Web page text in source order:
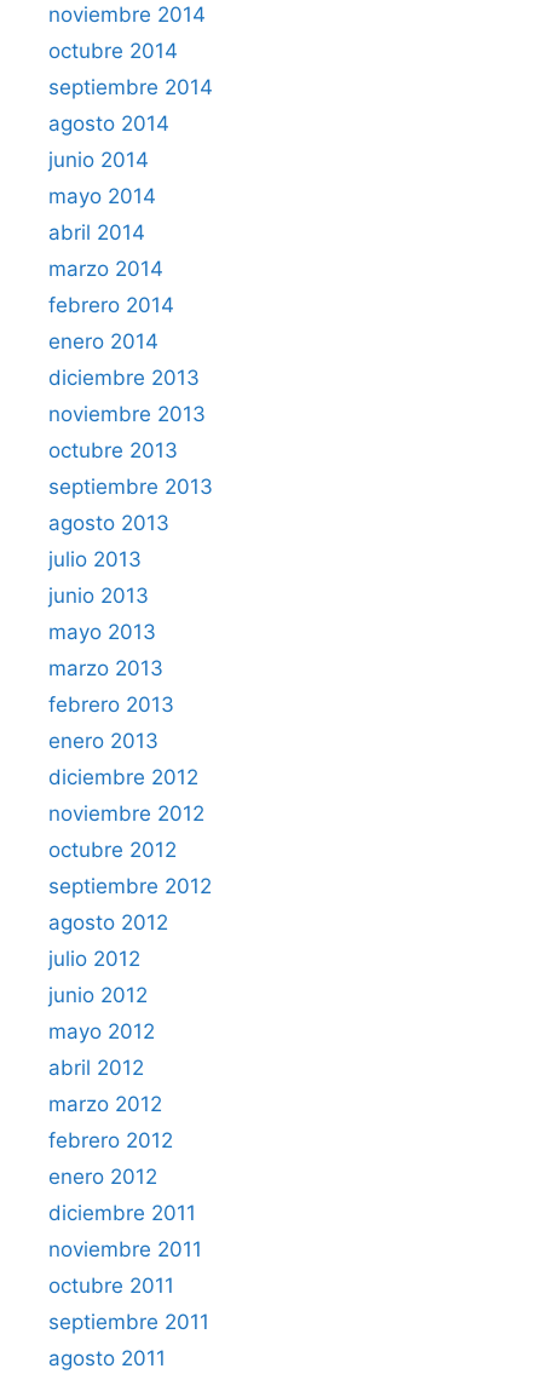
noviembre 2014
octubre 2014
septiembre 2014
agosto 2014
junio 2014
mayo 2014
abril 2014
marzo 2014
febrero 2014
enero 2014
diciembre 2013
noviembre 2013
octubre 2013
septiembre 2013
agosto 2013
julio 2013
junio 2013
mayo 2013
marzo 2013
febrero 2013
enero 2013
diciembre 2012
noviembre 2012
octubre 2012
septiembre 2012
agosto 2012
julio 2012
junio 2012
mayo 2012
abril 2012
marzo 2012
febrero 2012
enero 2012
diciembre 2011
noviembre 2011
octubre 2011
septiembre 2011
agosto 2011